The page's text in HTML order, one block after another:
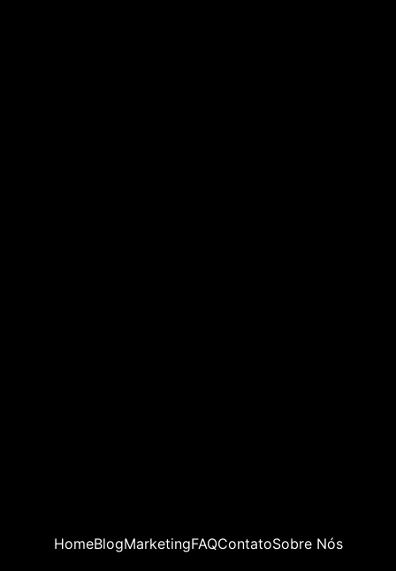
HomeBlogMarketingFAQContatoSobre Nós